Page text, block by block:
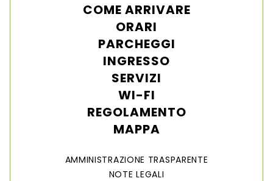
COME ARRIVARE
ORARI
PARCHEGGI
INGRESSO
SERVIZI
WI-FI
REGOLAMENTO
MAPPA
AMMINISTRAZIONE TRASPARENTE
NOTE LEGALI